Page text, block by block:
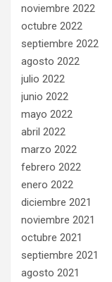
noviembre 2022
octubre 2022
septiembre 2022
agosto 2022
julio 2022
junio 2022
mayo 2022
abril 2022
marzo 2022
febrero 2022
enero 2022
diciembre 2021
noviembre 2021
octubre 2021
septiembre 2021
agosto 2021